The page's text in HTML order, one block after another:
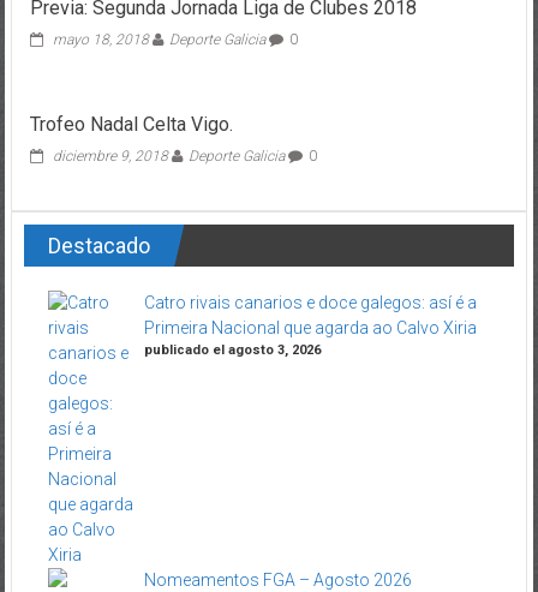
Previa: Segunda Jornada Liga de Clubes 2018
mayo 18, 2018 Deporte Galicia 0
Trofeo Nadal Celta Vigo.
diciembre 9, 2018 Deporte Galicia 0
Destacado
Catro rivais canarios e doce galegos: así é a
Primeira Nacional que agarda ao Calvo Xiria
publicado el agosto 3, 2026
Nomeamentos FGA – Agosto 2026